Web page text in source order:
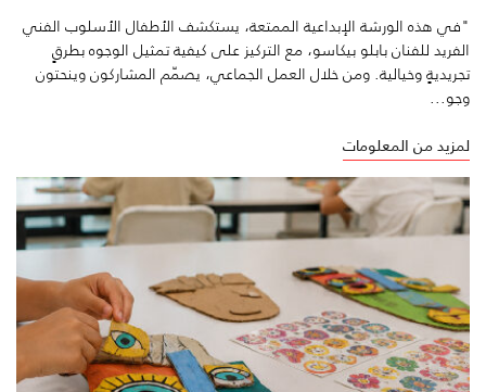
"في هذه الورشة الإبداعية الممتعة، يستكشف الأطفال الأسلوب الفني
الفريد للفنان بابلو بيكاسو، مع التركيز على كيفية تمثيل الوجوه بطرقٍ
تجريديةٍ وخيالية. ومن خلال العمل الجماعي، يصمّم المشاركون وينحتون
وجو...
لمزيد من المعلومات